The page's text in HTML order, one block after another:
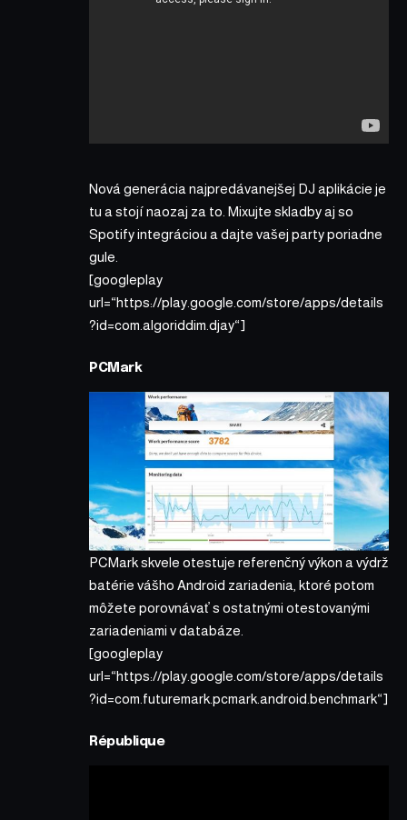
Nová generácia najpredávanejšej DJ aplikácie je
tu a stojí naozaj za to. Mixujte skladby aj so
Spotify integráciou a dajte vašej party poriadne
gule.
[googleplay
url=“https://play.google.com/store/apps/details
?id=com.algoriddim.djay“]
PCMark
PCMark skvele otestuje referenčný výkon a výdrž
batérie vášho Android zariadenia, ktoré potom
môžete porovnávať s ostatnými otestovanými
zariadeniami v databáze.
[googleplay
url=“https://play.google.com/store/apps/details
?id=com.futuremark.pcmark.android.benchmark“]
République